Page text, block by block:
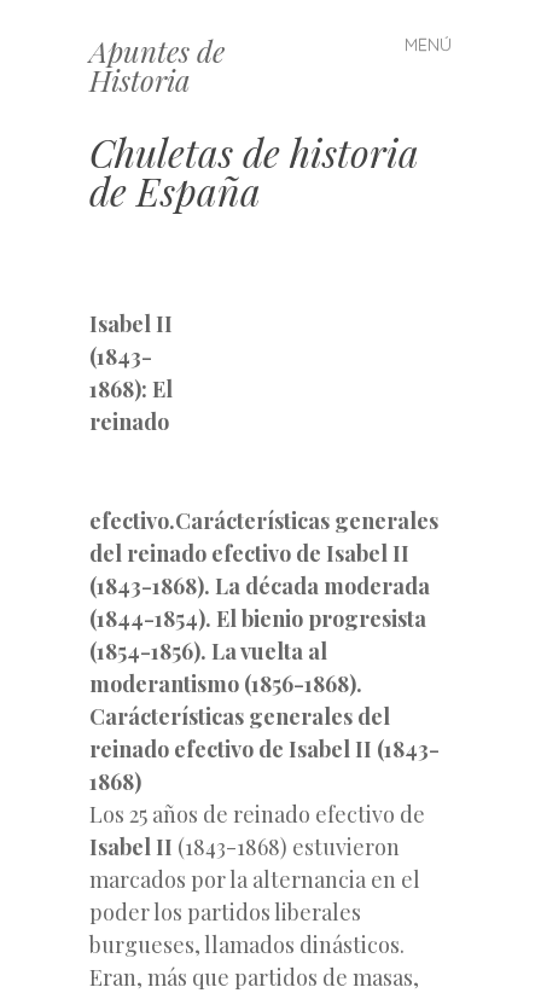
Apuntes de
Historia
MENÚ
Saltar
al
Chuletas de historia
de España
Isabel II
(1843-
1868): El
reinado
efectivo.Carácterísticas generales
del reinado efectivo de Isabel II
(1843-1868). La década moderada
(1844-1854). El bienio progresista
(1854-1856). La vuelta al
moderantismo (1856-1868).
Carácterísticas generales del
reinado efectivo de Isabel II (1843-
1868)
Los 25 años de reinado efectivo de
Isabel II (1843-1868) estuvieron
marcados por la alternancia en el
poder los partidos liberales
burgueses, llamados dinásticos.
Eran, más que partidos de masas,